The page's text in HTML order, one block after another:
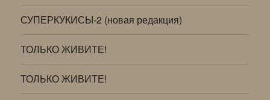
СУПЕРКУКИСЫ-2 (новая редакция)
ТОЛЬКО ЖИВИТЕ!
ТОЛЬКО ЖИВИТЕ!